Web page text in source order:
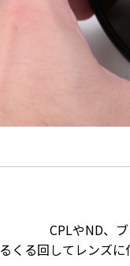
CPLやND、
くる回してレンズ